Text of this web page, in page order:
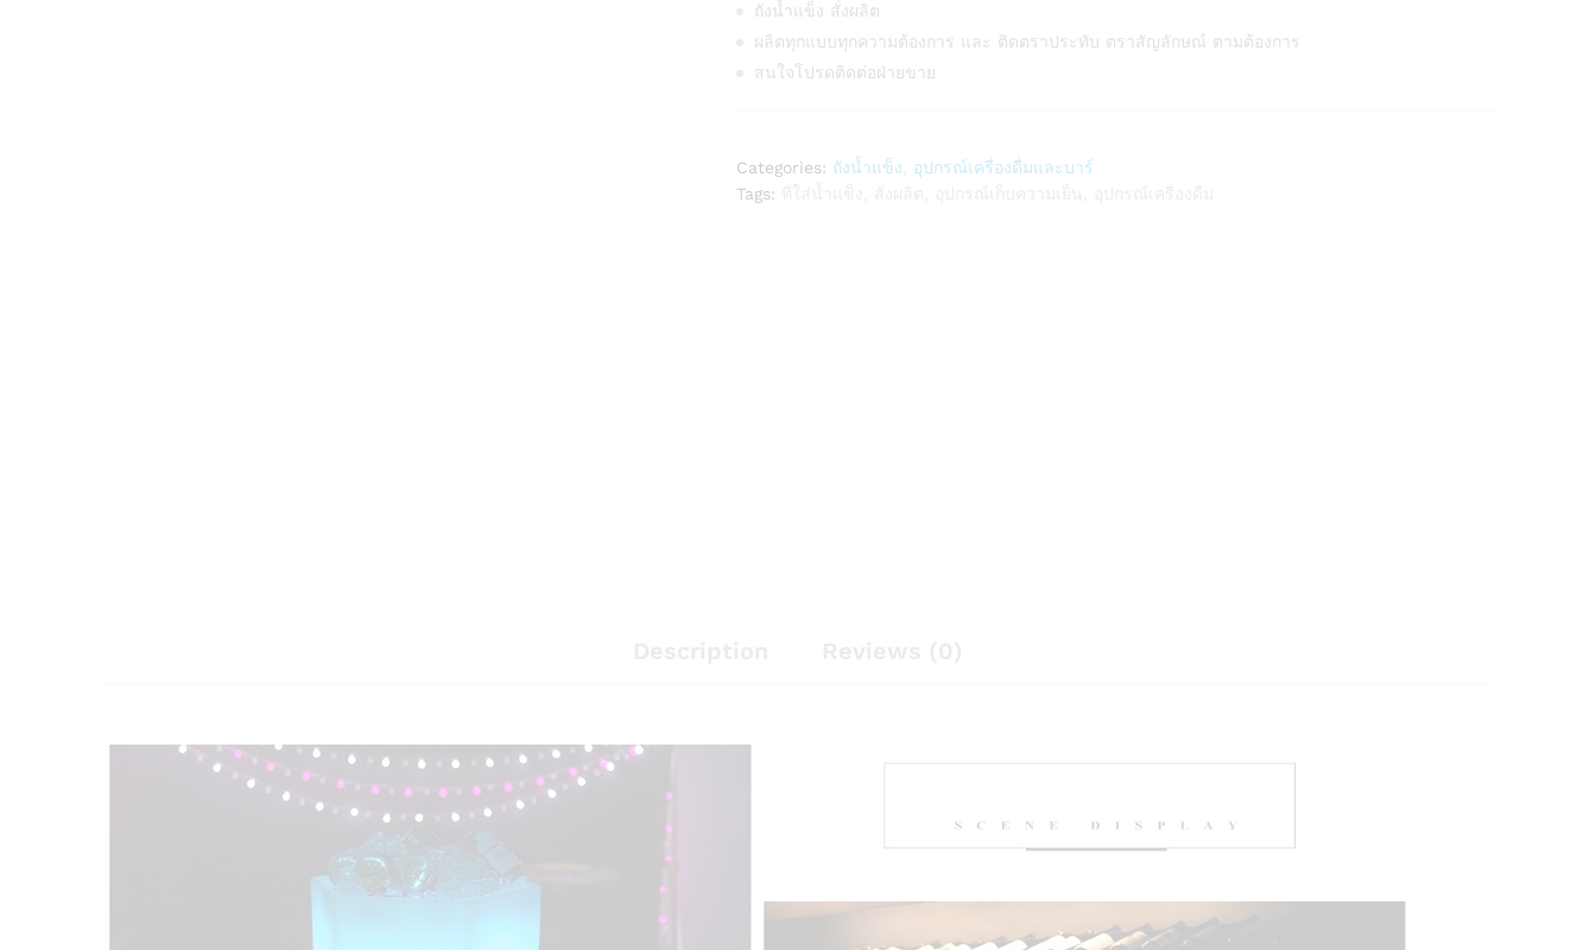
ถังน้ำแข็ง สั่งผลิต
ผลิตทุกแบบทุกความต้องการ และ ติดตราประทับ ตราสัญลักษณ์ ตามต้องการ
สนใจโปรดติดต่อฝ่ายขาย
Categories: ถังน้ำแข็ง
อุปกรณ์เครื่องดื่มและบาร์
Tags: